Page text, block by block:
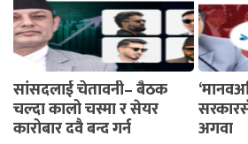
सांसदलाई चेतावनी– बैठक
चल्दा कालो चस्मा र सेयर
कारोबार दुवै बन्द गर्नू अगुवा